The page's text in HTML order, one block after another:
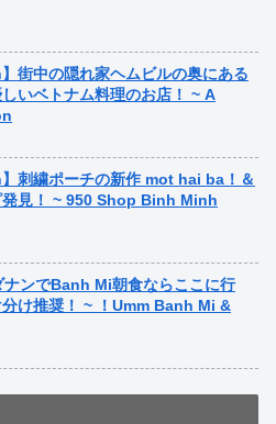
街中の隠れ家ヘムビルの奥にある
いベトナム料理のお店！ ~ A
刺繍ポーチの新作 mot hai ba！＆
発見！ ~ 950 Shop Binh Minh
ナンでBanh Mi朝食ならここに行
け推奨！ ~ ！Umm Banh Mi &